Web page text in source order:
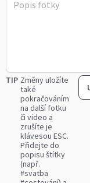
TIP Změny uložíte
také
pokračováním
na další fotku
či video a
zrušíte je
klávesou ESC.
Přidejte do
popisu štítky
(např.
#svatba